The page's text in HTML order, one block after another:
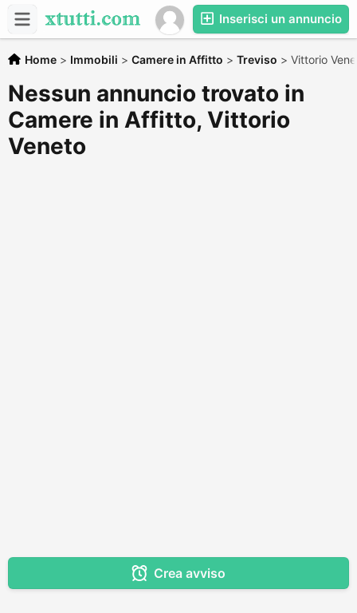
Inserisci un annuncio
Home > Immobili > Camere in Affitto > Treviso > Vittorio
Nessun annuncio trovato in
Camere in Affitto, Vittorio
Veneto
Crea avviso